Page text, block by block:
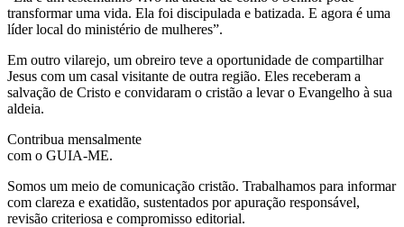
transformar uma vida. Ela foi discipulada e batizada. E agora é uma
líder local do ministério de mulheres”.
Em outro vilarejo, um obreiro teve a oportunidade de compartilhar
Jesus com um casal visitante de outra região. Eles receberam a
salvação de Cristo e convidaram o cristão a levar o Evangelho à sua
aldeia.
Contribua mensalmente
com o GUIA-ME.
Somos um meio de comunicação cristão. Trabalhamos para informar
com clareza e exatidão, sustentados por apuração responsável,
revisão criteriosa e compromisso editorial.